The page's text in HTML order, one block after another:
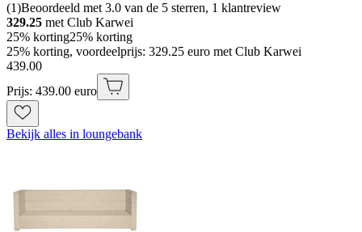
(1)Beoordeeld met 3.0 van de 5 sterren, 1 klantreview
329.25 met Club Karwei
25% korting25% korting
25% korting, voordeelprijs: 329.25 euro met Club Karwei
439.00
Prijs: 439.00 euro
Bekijk alles in loungebank